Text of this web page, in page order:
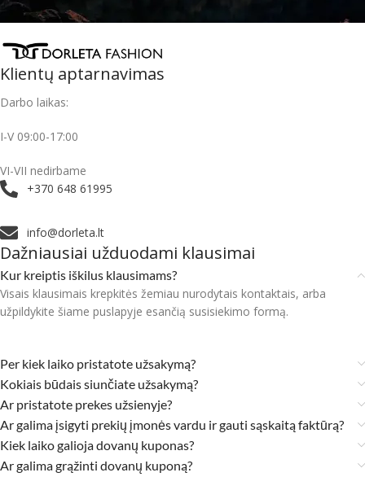
Klientų aptarnavimas
Darbo laikas:
I-V 09:00-17:00
VI-VII nedirbame
+370 648 61995
info@dorleta.lt
Dažniausiai užduodami klausimai
Kur kreiptis iškilus klausimams?
Visais klausimais krepkitės žemiau nurodytais kontaktais, arba
užpildykite šiame puslapyje esančią susisiekimo formą.
Per kiek laiko pristatote užsakymą?
Kokiais būdais siunčiate užsakymą?
Ar pristatote prekes užsienyje?
Ar galima įsigyti prekių įmonės vardu ir gauti sąskaitą faktūrą?
Kiek laiko galioja dovanų kuponas?
Ar galima grąžinti dovanų kuponą?